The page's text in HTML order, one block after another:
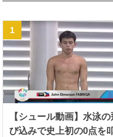
【シュール動画】水泳の
び込みで史上初の0点を